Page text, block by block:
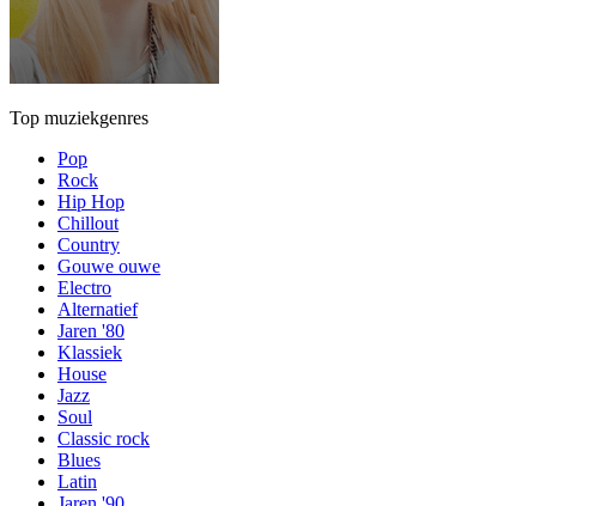
Top muziekgenres
Pop
Rock
Hip Hop
Chillout
Country
Gouwe ouwe
Electro
Alternatief
Jaren '80
Klassiek
House
Jazz
Soul
Classic rock
Blues
Latin